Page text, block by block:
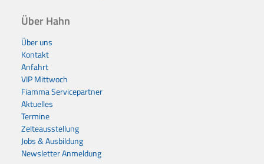
Über Hahn
Über uns
Kontakt
Anfahrt
VIP Mittwoch
Fiamma Servicepartner
Aktuelles
Termine
Zelteausstellung
Jobs & Ausbildung
Newsletter Anmeldung